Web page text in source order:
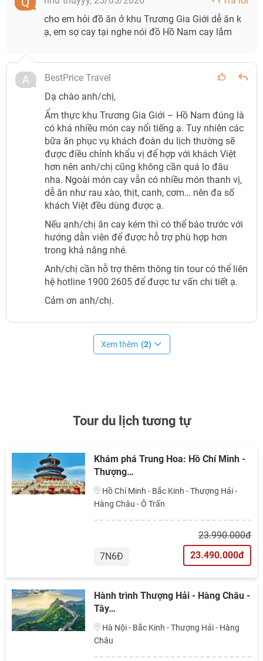
cho em hỏi đồ ăn ở khu Trương Gia Giới dễ ăn k
ạ, em sợ cay tại nghe nói đồ Hồ Nam cay lắm
BestPrice Travel
Dạ chào anh/chị,
Ẩm thực khu Trương Gia Giới – Hồ Nam đúng là
có khá nhiều món cay nổi tiếng ạ. Tuy nhiên các
bữa ăn phục vụ khách đoàn du lịch thường sẽ
được điều chỉnh khẩu vị để hợp với khách Việt
hơn nên anh/chị cũng không cần quá lo đâu
nha. Ngoài món cay vẫn có nhiều món thanh vị,
dễ ăn như rau xào, thịt, canh, cơm… nên đa số
khách Việt đều dùng được ạ.
Nếu anh/chị ăn cay kém thì có thể báo trước với
hướng dẫn viên để được hỗ trợ phù hợp hơn
trong khả năng nhé.
Anh/chị cần hỗ trợ thêm thông tin tour có thể liên
hệ hotline 1900 2605 để được tư vấn chi tiết ạ.
Cảm ơn anh/chị.
Xem thêm (2)
Tour du lịch tương tự
Khám phá Trung Hoa: Hồ Chí Minh -
Thượng…
Hàng Châu - Ô Trấn
7N6Đ
23.990.000đ
23.490.000đ
Hành trình Thượng Hải - Hàng Châu -
Tây…
Châu